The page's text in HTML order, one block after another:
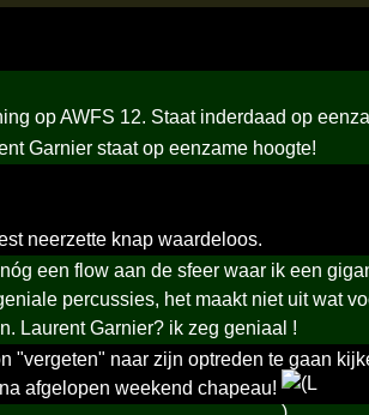
op AWFS 12. Staat inderdaad op
Garnier staat op eenzame hoogte!
neerzette knap waardeloos.
een flow aan de sfeer waar ik een
percussies, het maakt niet uit wat
Laurent Garnier? ik zeg geniaal !
"vergeten" naar zijn optreden te gaan
afgelopen weekend chapeau!